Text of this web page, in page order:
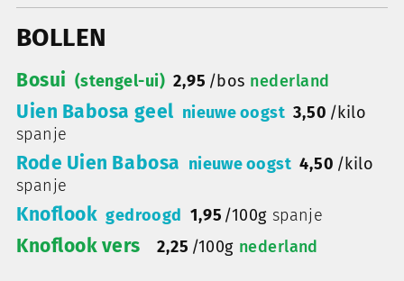
BOLLEN
Bosui (stengel-ui) 2,95 / bos nederland
Uien Babosa geel nieuwe oogst 3,50 / kilo
spanje
Rode Uien Babosa nieuwe oogst 4,50 / kilo
spanje
Knoflook gedroogd 1,95 /100g spanje
Knoflook vers 2,25 /100g nederland